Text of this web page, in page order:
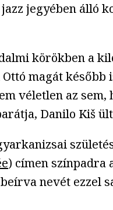
jegyében álló
körökben a
magát
véletlen az sem,
Danilo Kiš
) címen színpadra
nevét ezzel